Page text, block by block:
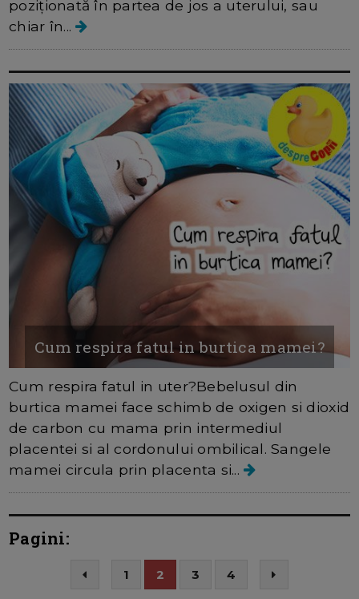
poziționată în partea de jos a uterului, sau
chiar în...
Cum respira fatul in burtica mamei?
Cum respira fatul in uter?Bebelusul din
burtica mamei face schimb de oxigen si dioxid
de carbon cu mama prin intermediul
placentei si al cordonului ombilical. Sangele
mamei circula prin placenta si...
Pagini:
1 2 3 4